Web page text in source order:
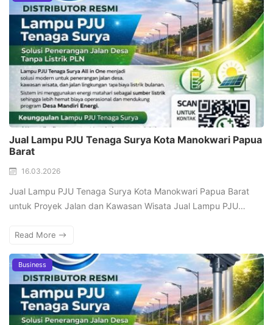
Jual Lampu PJU Tenaga Surya Kota Manokwari Papua
Barat
16.03.2026
Jual Lampu PJU Tenaga Surya Kota Manokwari Papua Barat
untuk Proyek Jalan dan Kawasan Wisata Jual Lampu PJU…
Read More
Business